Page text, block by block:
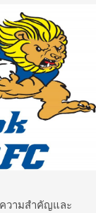
วามสำคัญและ